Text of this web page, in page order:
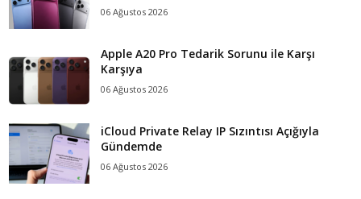
06 Ağustos 2026
Apple A20 Pro Tedarik Sorunu ile Karşı
Karşıya
06 Ağustos 2026
iCloud Private Relay IP Sızıntısı Açığıyla
Gündemde
06 Ağustos 2026